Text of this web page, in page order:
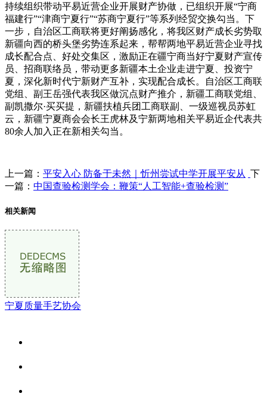
持续组织带动平易近营企业开展财产协做，已组织开展“宁商
福建行”“津商宁夏行”“苏商宁夏行”等系列经贸交换勾当。下
一步，自治区工商联将更好阐扬感化，将我区财产成长劣势取
新疆向西的桥头堡劣势连系起来，帮帮两地平易近营企业寻找
成长配合点、好处交集区，激励正在疆宁商当好宁夏财产宣传
员、招商联络员，带动更多新疆本土企业走进宁夏、投资宁
夏，深化新时代宁新财产互补，实现配合成长。自治区工商联
党组、副王岳强代表我区做沉点财产推介，新疆工商联党组、
副凯撒尔·买买提，新疆扶植兵团工商联副、一级巡视员苏虹
云，新疆宁夏商会会长王虎林及宁新两地相关平易近企代表共
80余人加入正在新相关勾当。
上一篇： 平安入心 防备于未然｜忻州尝试中学开展平安从 下
一篇： 中国查验检测学会：鞭策“人工智能+查验检测”
相关新闻
宁夏质量手艺协会